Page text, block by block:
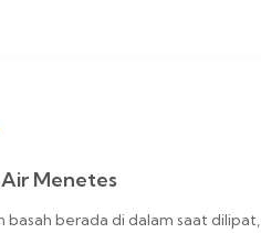
Menetes
basah berada di dalam saat dilipat,